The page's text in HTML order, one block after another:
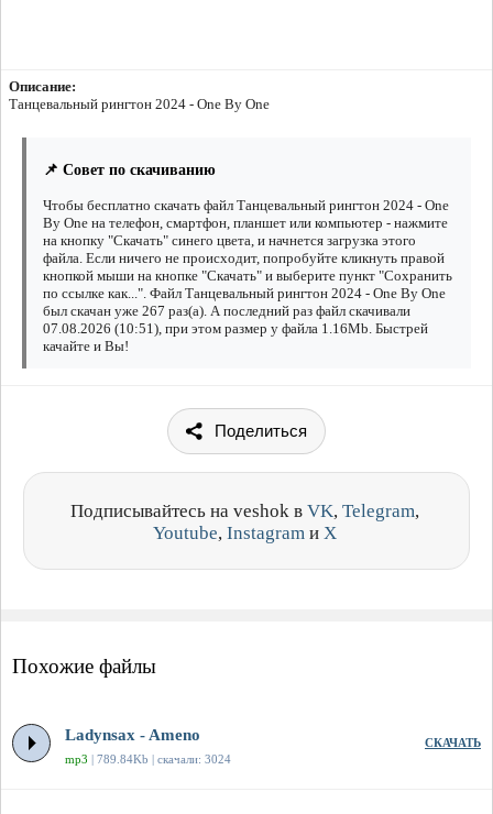
Описание:
Танцевальный рингтон 2024 - One By One
📌 Совет по скачиванию
Чтобы бесплатно скачать файл Танцевальный рингтон 2024 - One
By One на телефон, смартфон, планшет или компьютер - нажмите
на кнопку "Скачать" синего цвета, и начнется загрузка этого
файла. Если ничего не происходит, попробуйте кликнуть правой
кнопкой мыши на кнопке "Скачать" и выберите пункт "Сохранить
по ссылке как...". Файл Танцевальный рингтон 2024 - One By One
был скачан уже 267 раз(а). А последний раз файл скачивали
07.08.2026 (10:51), при этом размер у файла 1.16Mb. Быстрей
качайте и Вы!
Поделиться
Подписывайтесь на veshok в VK, Telegram,
Youtube, Instagram и X
Похожие файлы
Ladynsax - Ameno
mp3 | 789.84Kb | скачали: 3024
СКАЧАТЬ